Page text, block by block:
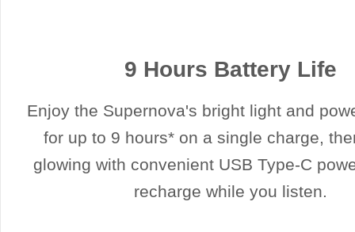
9 Hours Battery Life
Enjoy the Supernova's bright light and
for up to 9 hours* on a single charge,
glowing with convenient USB Type-C
recharge while you listen.